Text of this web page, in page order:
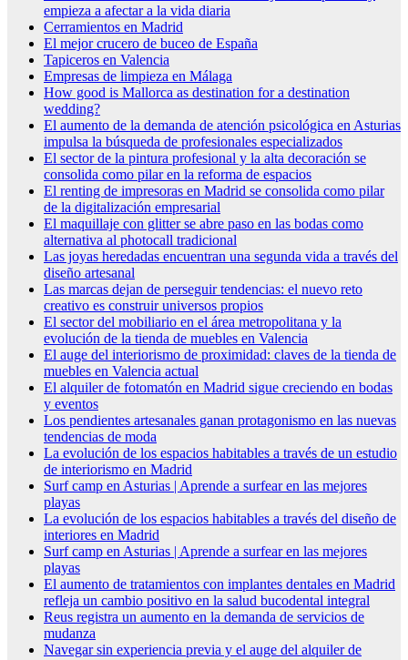
empieza a afectar a la vida diaria
Cerramientos en Madrid
El mejor crucero de buceo de España
Tapiceros en Valencia
Empresas de limpieza en Málaga
How good is Mallorca as destination for a destination
wedding?
El aumento de la demanda de atención psicológica en Asturias
impulsa la búsqueda de profesionales especializados
El sector de la pintura profesional y la alta decoración se
consolida como pilar en la reforma de espacios
El renting de impresoras en Madrid se consolida como pilar
de la digitalización empresarial
El maquillaje con glitter se abre paso en las bodas como
alternativa al photocall tradicional
Las joyas heredadas encuentran una segunda vida a través del
diseño artesanal
Las marcas dejan de perseguir tendencias: el nuevo reto
creativo es construir universos propios
El sector del mobiliario en el área metropolitana y la
evolución de la tienda de muebles en Valencia
El auge del interiorismo de proximidad: claves de la tienda de
muebles en Valencia actual
El alquiler de fotomatón en Madrid sigue creciendo en bodas
y eventos
Los pendientes artesanales ganan protagonismo en las nuevas
tendencias de moda
La evolución de los espacios habitables a través de un estudio
de interiorismo en Madrid
Surf camp en Asturias | Aprende a surfear en las mejores
playas
La evolución de los espacios habitables a través del diseño de
interiores en Madrid
Surf camp en Asturias | Aprende a surfear en las mejores
playas
El aumento de tratamientos con implantes dentales en Madrid
refleja un cambio positivo en la salud bucodental integral
Reus registra un aumento en la demanda de servicios de
mudanza
Navegar sin experiencia previa y el auge del alquiler de